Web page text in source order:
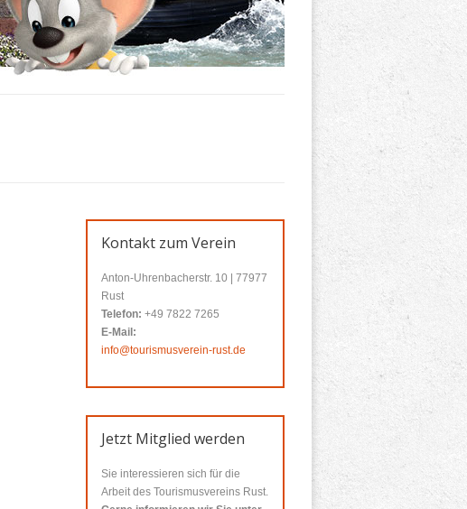
Kontakt zum Verein
Anton-Uhrenbacherstr. 10 | 77977
Rust
Telefon: +49 7822 7265
E-Mail:
info@tourismusverein-rust.de
Jetzt Mitglied werden
Sie interessieren sich für die
Arbeit des Tourismusvereins Rust.